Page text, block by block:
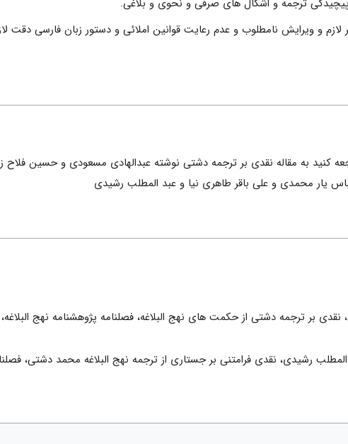
و ویرایش نامطلوب و عدم رعایت قوانین املائی و دستور زبان فارسی دقت
کنید به مقاله نقدی بر ترجمه دشتی نوشته عبدالهادی مسعودی و حسین فلاح
یار محمدی و علی باقر طاهری نیا و عبد المطلب رشیدی
دشتی از حکمت های نهج البلاغه، فصلنامه پژوهشنامه نهج البلاغه، شماره۲، سال ۱۳۹۲، در